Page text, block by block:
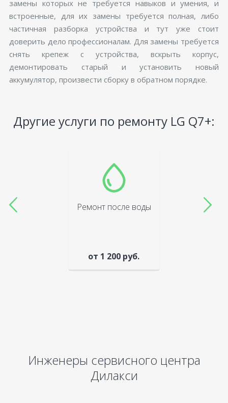
замены которых не требуется навыков и умения, и
встроенные, для их замены требуется полная, либо
частичная разборка устройства и тут уже стоит
доверить дело профессионалам. Для замены требуется
снять крепеж с устройства, вскрыть корпус,
демонтировать старый и установить новый
аккумулятор, произвести сборку в обратном порядке.
Другие услуги по ремонту LG Q7+:
Ремонт после воды
от 1 200 руб.
Инженеры сервисного центра
Дилакси